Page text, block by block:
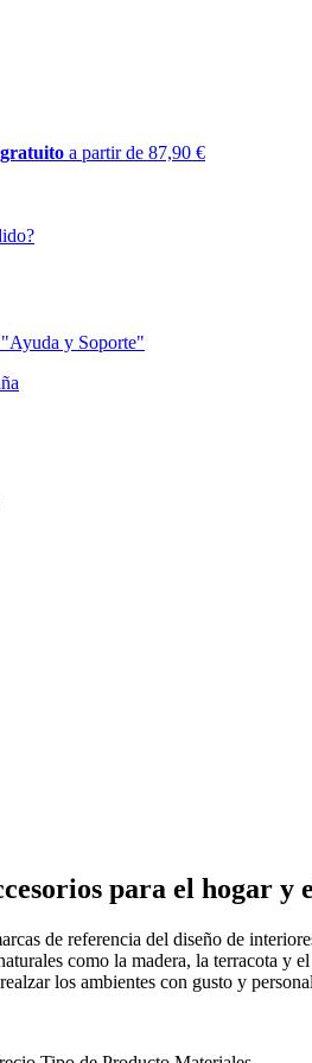
a partir de 87,90 €
"Ayuda y Soporte"
para el hogar y
de referencia del diseño de
como la madera, la terracota
los ambientes con gusto y